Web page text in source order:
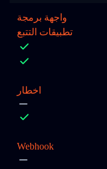
واجهة برمجة
تطبيقات التتبع
اخطار
Webhook